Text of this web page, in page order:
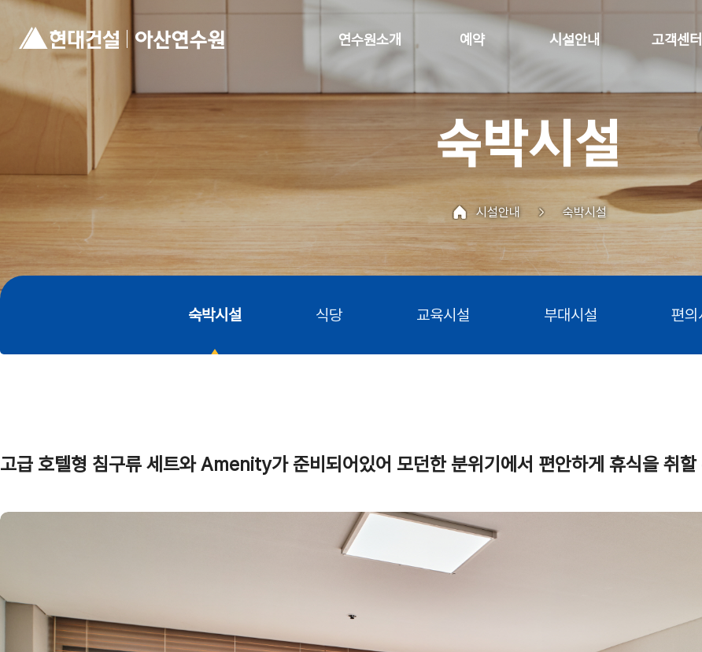
현대건설
아산연수원
로고
연수원소개
열기
예약 시설안내 고객센터
숙박시설 식당 교육시설 부대시설 편의
숙박시설
시설안내 숙박시설
고급 호텔형 침구류 세트와 Amenity가 준비되어있어 모던한 분위기에서 편안하게 휴식을 취할